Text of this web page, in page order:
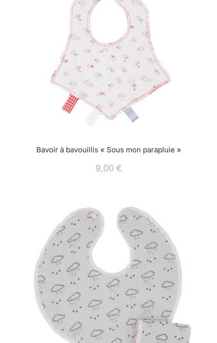
Bavoir à bavouillis « Sous mon parapluie »
9,00 €